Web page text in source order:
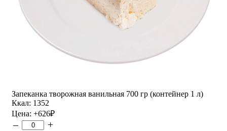
Запеканка творожная ванильная 700 гр (контейнер 1 л)
Ккал: 1352
Цена: +626₽
– +